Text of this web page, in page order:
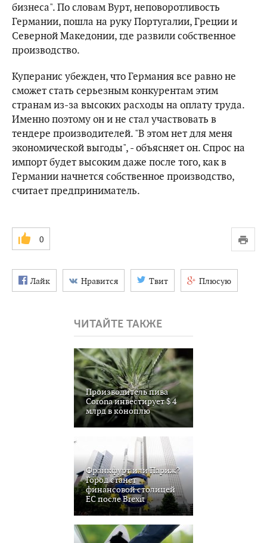
бизнеса". По словам Вурт, неповоротливость
Германии, пошла на руку Португалии, Греции и
Северной Македонии, где развили собственное
производство.
Куперанис убежден, что Германия все равно не
сможет стать серьезным конкурентам этим
странам из-за высоких расходы на оплату труда.
Именно поэтому он и не стал участвовать в
тендере производителей. "В этом нет для меня
экономической выгоды", - объясняет он. Спрос на
импорт будет высоким даже после того, как в
Германии начнется собственное производство,
считает предприниматель.
0
Лайк Нравится Твит Плюсую
ЧИТАЙТЕ ТАКЖЕ
Производитель пива
Corona инвестирует $ 4
млрд в коноплю
Франкфурт или Париж?
Город станет
финансовой столицей
ЕС после Brexit